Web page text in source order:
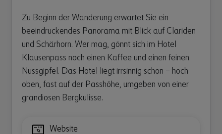
Zu Beginn der Wanderung erwartet Sie ein
beeindruckendes Panorama mit Blick auf Clariden
und Schärhorn. Wer mag, gönnt sich im Hotel
Klausenpass noch einen Kaffee und einen feinen
Nussgipfel. Das Hotel liegt irrsinnig schön – hoch
oben, fast auf der Passhöhe, umgeben von einer
grandiosen Bergkulisse.
Website